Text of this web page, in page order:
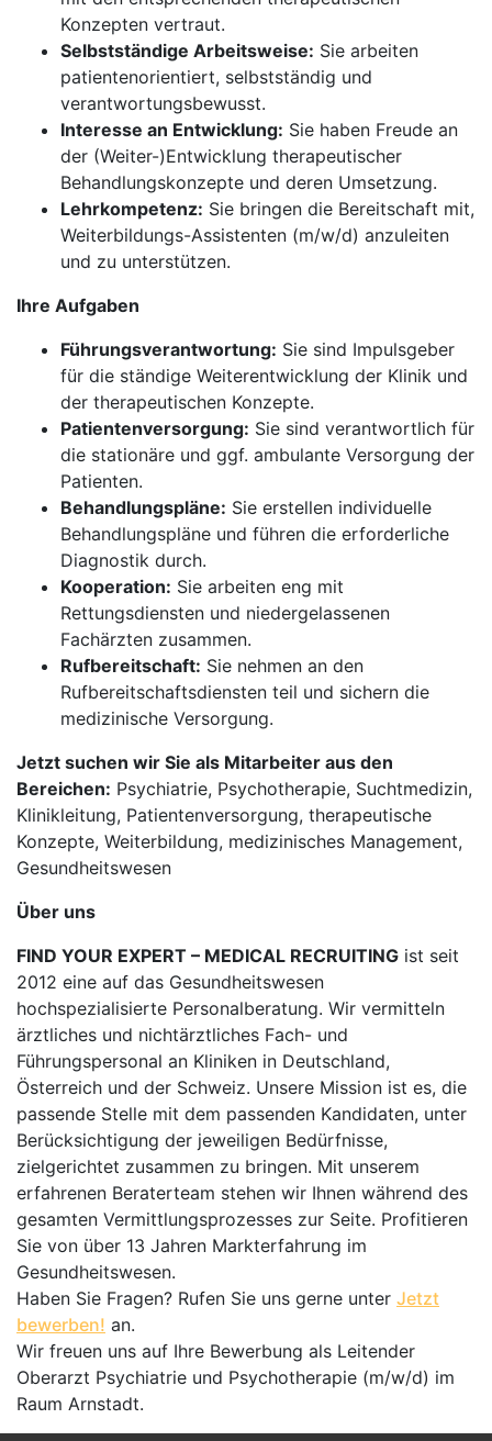
Konzepten vertraut.
Selbstständige Arbeitsweise: Sie arbeiten
patientenorientiert, selbstständig und
verantwortungsbewusst.
Interesse an Entwicklung: Sie haben Freude an
der (Weiter-)Entwicklung therapeutischer
Behandlungskonzepte und deren Umsetzung.
Lehrkompetenz: Sie bringen die Bereitschaft mit,
Weiterbildungs-Assistenten (m/w/d) anzuleiten
und zu unterstützen.
Ihre Aufgaben
Führungsverantwortung: Sie sind Impulsgeber
für die ständige Weiterentwicklung der Klinik und
der therapeutischen Konzepte.
Patientenversorgung: Sie sind verantwortlich für
die stationäre und ggf. ambulante Versorgung der
Patienten.
Behandlungspläne: Sie erstellen individuelle
Behandlungspläne und führen die erforderliche
Diagnostik durch.
Kooperation: Sie arbeiten eng mit
Rettungsdiensten und niedergelassenen
Fachärzten zusammen.
Rufbereitschaft: Sie nehmen an den
Rufbereitschaftsdiensten teil und sichern die
medizinische Versorgung.
Jetzt suchen wir Sie als Mitarbeiter aus den
Bereichen: Psychiatrie, Psychotherapie, Suchtmedizin,
Klinikleitung, Patientenversorgung, therapeutische
Konzepte, Weiterbildung, medizinisches Management,
Gesundheitswesen
Über uns
FIND YOUR EXPERT – MEDICAL RECRUITING ist seit
2012 eine auf das Gesundheitswesen
hochspezialisierte Personalberatung. Wir vermitteln
ärztliches und nichtärztliches Fach- und
Führungspersonal an Kliniken in Deutschland,
Österreich und der Schweiz. Unsere Mission ist es, die
passende Stelle mit dem passenden Kandidaten, unter
Berücksichtigung der jeweiligen Bedürfnisse,
zielgerichtet zusammen zu bringen. Mit unserem
erfahrenen Beraterteam stehen wir Ihnen während des
gesamten Vermittlungsprozesses zur Seite. Profitieren
Sie von über 13 Jahren Markterfahrung im
Gesundheitswesen.
Haben Sie Fragen? Rufen Sie uns gerne unter Jetzt
bewerben! an.
Wir freuen uns auf Ihre Bewerbung als Leitender
Oberarzt Psychiatrie und Psychotherapie (m/w/d) im
Raum Arnstadt.